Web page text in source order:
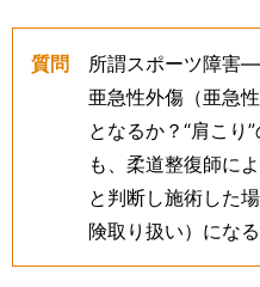
質問
所謂スポーツ障害
亜急性外傷（亜急
となるか？“肩こり
も、柔道整復師に
と判断し施術した
険取り扱い）にな